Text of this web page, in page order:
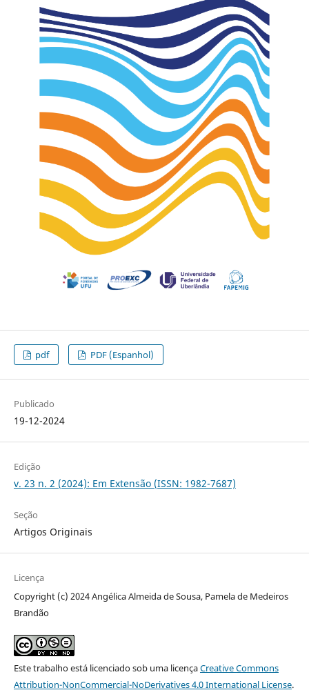
pdf PDF (Espanhol)
Publicado
19-12-2024
Edição
v. 23 n. 2 (2024): Em Extensão (ISSN: 1982-7687)
Seção
Artigos Originais
Licença
Copyright (c) 2024 Angélica Almeida de Sousa, Pamela de Medeiros
Brandão
Este trabalho está licenciado sob uma licençaCreative Commons
Attribution-NonCommercial-NoDerivatives 4.0 International License.